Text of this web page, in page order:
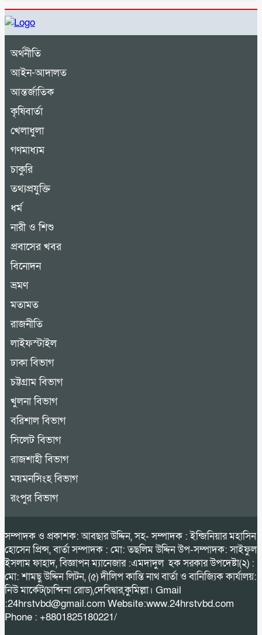
অর্থনীতি
আইন-আদালত
আন্তর্জাতিক
কৃষিবার্তা
খেলাধুলা
গণমাধ্যম
চাকুরি
তথ্যপ্রযুক্তি
ধর্ম
নারী ও শিশু
প্রবাসের খবর
বিনোদন
ভ্রমণ
মতামত
রাজনীতি
লাইফস্টাইল
ঢাকা বিভাগ
চট্টগ্রাম বিভাগ
খুলনা বিভাগ
বরিশাল বিভাগ
সিলেট বিভাগ
রাজশাহী বিভাগ
ময়মনসিংহ বিভাগ
রংপুর বিভাগ
সম্পাদক ও প্রকাশক: আবছার উদ্দিন, সহ- সম্পাদক : ইন্জিনিয়ার মহাসিন
হোসেন প্রিন্স, বার্তা সম্পাদক : মো: তছলিম উদ্দিন উপ-সম্পাদক: সাইফুল
ইসলাম ফাহাদ, বিজ্ঞাপন ম্যানেজার :এমদাদুল হক সরকার উপদেষ্টা(২) :
মো: শামছু উদ্দিন লিটন, (৫) দীলিপ কান্তি নাথ বার্তা ও বানিজ্যিক কার্যালয়:
নিউ মার্কেট(চান্দিনা রোড),দেবিদ্বার,কুমিল্লা। Gmail
:24hrstvbd@gmail.com Website:www.24hrstvbd.com
Phone : +8801825180221/